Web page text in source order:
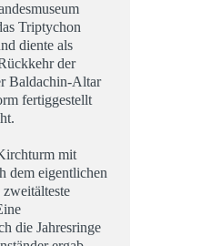
Triptychon
diente als
der
Baldachin-Altar
fertiggestellt
mit
dem eigentlichen
die Jahresringe